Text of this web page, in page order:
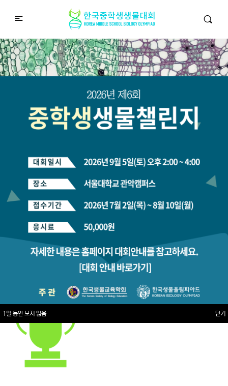
중학생생물챌린지
Middle School Korea Biology Olympiad
2026 대회 접수 안내
1일 동안 보지 않음 닫기